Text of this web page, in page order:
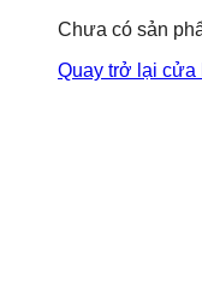
Chưa có sản
Quay trở lại cửa